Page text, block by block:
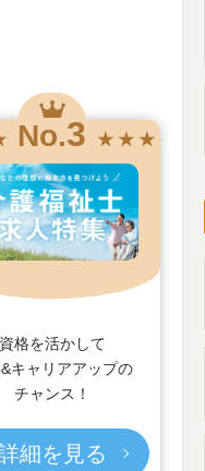
No.3 ★ ★ ★
資格を活かして
キャリアアップの
チャンス！
細を見る